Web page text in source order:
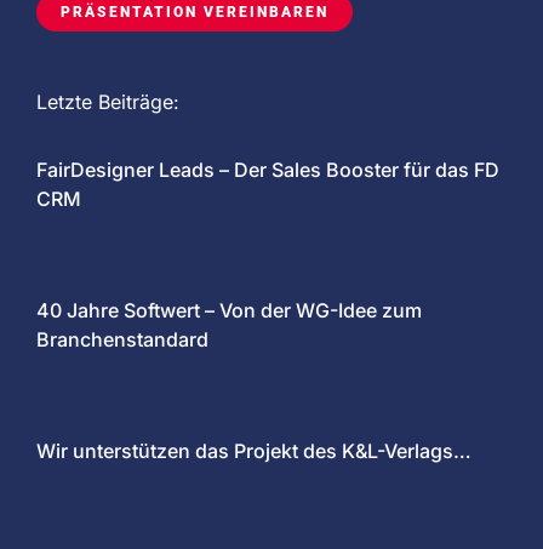
PRÄSENTATION VEREINBAREN
Letzte Beiträge:
FairDesigner Leads – Der Sales Booster für das FD
CRM
40 Jahre Softwert – Von der WG-Idee zum
Branchenstandard
Wir unterstützen das Projekt des K&L-Verlags…